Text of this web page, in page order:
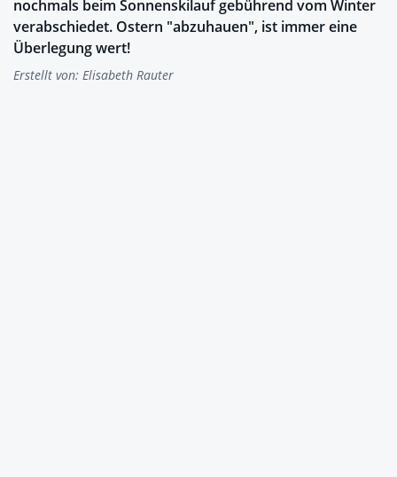
nochmals beim Sonnenskilauf gebührend vom Winter
verabschiedet. Ostern "abzuhauen", ist immer eine
Überlegung wert!
Erstellt von: Elisabeth Rauter